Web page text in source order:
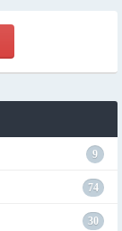
9
74
30